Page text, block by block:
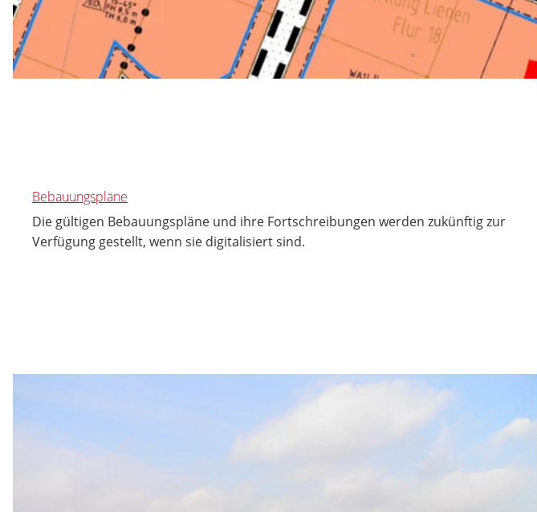
Bebauungspläne
Die gültigen Bebauungspläne und ihre Fortschreibungen werden zukünftig zur
Verfügung gestellt, wenn sie digitalisiert sind.